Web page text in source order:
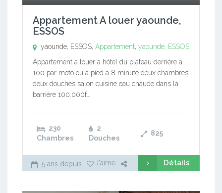
Appartement A louer yaounde,
ESSOS
yaounde, ESSOS, Appartement yaounde, ESSOS
Appartement a louer a hôtel du plateau derrière a
100 par moto ou a pied a 8 minute deux chambres
deux douches salon cuisine eau chaude dans la
barrière 100.000f…
230
Chambres
2
Douches
825
5 ans depuis J'aime Détails